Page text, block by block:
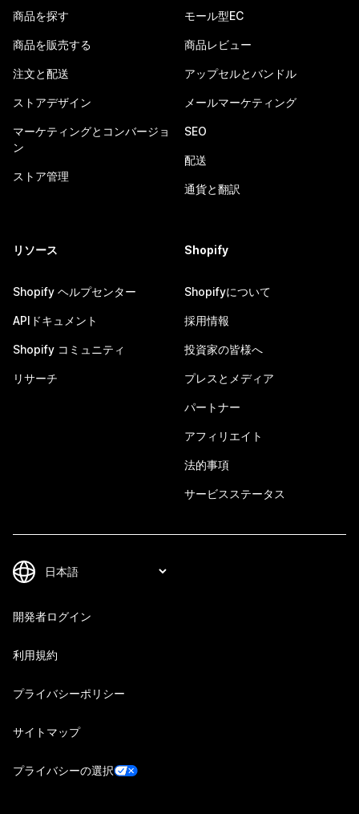
商品を探す
商品を販売する
注文と配送
ストアデザイン
マーケティングとコンバージョ
ン
ストア管理
モール型EC
商品レビュー
アップセルとバンドル
メールマーケティング
SEO
配送
通貨と翻訳
リソース
Shopify ヘルプセンター
APIドキュメント
Shopify コミュニティ
リサーチ
Shopify
Shopifyについて
採用情報
投資家の皆様へ
プレスとメディア
パートナー
アフィリエイト
法的事項
サービスステータス
開発者ログイン
利用規約
プライバシーポリシー
サイトマップ
プライバシーの選択